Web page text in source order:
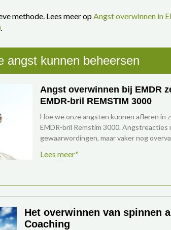
methode. Lees meer op Angst overwinnen in
.
angst kunnen beheersen
Angst overwinnen bij EMDR
EMDR-bril REMSTIM 3000
Hoe we onze angsten kunnen afleren in
EMDR-bril Remstim 3000.
gewaarwordingen, maar vaker nog
Lees meer"
Het overwinnen van spinnen
Coaching